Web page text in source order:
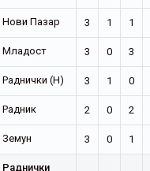
Нови Пазар 3 1 1
Младост 3 0 3
Раднички (Н) 3 1 0
Радник 2 0 2
Земун 3 0 1
Раднички